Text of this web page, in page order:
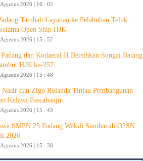
2026 | 16 : 02
Tambah Layanan ke Pelabuhan Teluk
Open Ship HJK
2026 | 15 : 52
dan Kodaeral II Bersihkan Sungai Batang
HJK ke-357
2026 | 15 : 48
Nasir dan Zigo Rolanda Tinjau Pembangunan
Kalawi Pascabanjir
2026 | 15 : 43
SMPN 25 Padang Wakili Sumbar di O2SN
2026
2026 | 15 : 38